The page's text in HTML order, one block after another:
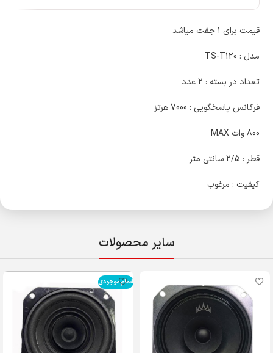
قیمت برای ۱ جفت میاشد
مدل : TS-T120
تعداد در بسته : 2 عدد
فرکانس پاسخگویی : 7000 هرتز
800 وات MAX
قطر : 2/5 سانتی متر
کیفیت : مرغوب
سایر محصولات
اتمام موجودی